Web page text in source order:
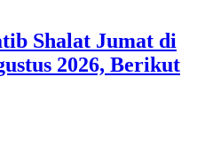
Shalat Jumat di
2026, Berikut